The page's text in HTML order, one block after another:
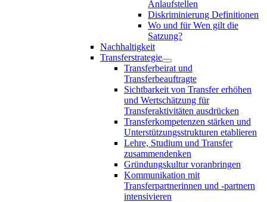
Anlaufstellen
Diskriminierung Definitionen
Wo und für Wen gilt die
Satzung?
Nachhaltigkeit
Transferstrategie
Transferbeirat und
Transferbeauftragte
Sichtbarkeit von Transfer erhöhen
und Wertschätzung für
Transferaktivitäten ausdrücken
Transferkompetenzen stärken und
Unterstützungsstrukturen etablieren
Lehre, Studium und Transfer
zusammendenken
Gründungskultur voranbringen
Kommunikation mit
Transferpartnerinnen und -partnern
intensivieren